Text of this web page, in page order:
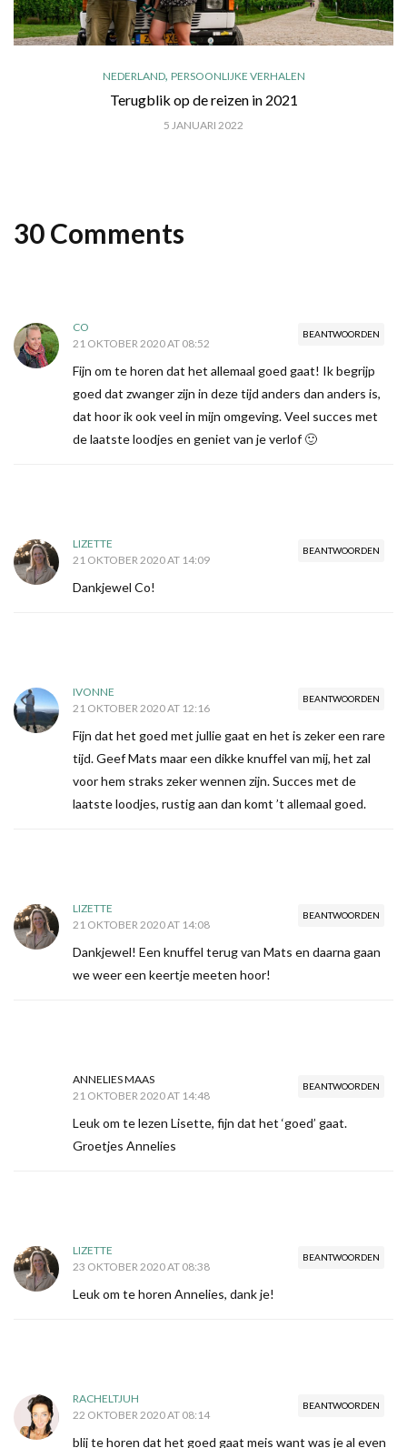
NEDERLAND, PERSOONLIJKE VERHALEN
Terugblik op de reizen in 2021
5 JANUARI 2022
30 Comments
BEANTWOORDEN
CO
21 OKTOBER 2020 AT 08:52
Fijn om te horen dat het allemaal goed gaat! Ik begrijp
goed dat zwanger zijn in deze tijd anders dan anders is,
dat hoor ik ook veel in mijn omgeving. Veel succes met
de laatste loodjes en geniet van je verlof 🙂
BEANTWOORDEN
LIZETTE
21 OKTOBER 2020 AT 14:09
Dankjewel Co!
BEANTWOORDEN
IVONNE
21 OKTOBER 2020 AT 12:16
Fijn dat het goed met jullie gaat en het is zeker een rare
tijd. Geef Mats maar een dikke knuffel van mij, het zal
voor hem straks zeker wennen zijn. Succes met de
laatste loodjes, rustig aan dan komt ’t allemaal goed.
BEANTWOORDEN
LIZETTE
21 OKTOBER 2020 AT 14:08
Dankjewel! Een knuffel terug van Mats en daarna gaan
we weer een keertje meeten hoor!
BEANTWOORDEN
ANNELIES MAAS
21 OKTOBER 2020 AT 14:48
Leuk om te lezen Lisette, fijn dat het ‘goed’ gaat.
Groetjes Annelies
BEANTWOORDEN
LIZETTE
23 OKTOBER 2020 AT 08:38
Leuk om te horen Annelies, dank je!
BEANTWOORDEN
RACHELTJUH
22 OKTOBER 2020 AT 08:14
blij te horen dat het goed gaat meis want was je al even